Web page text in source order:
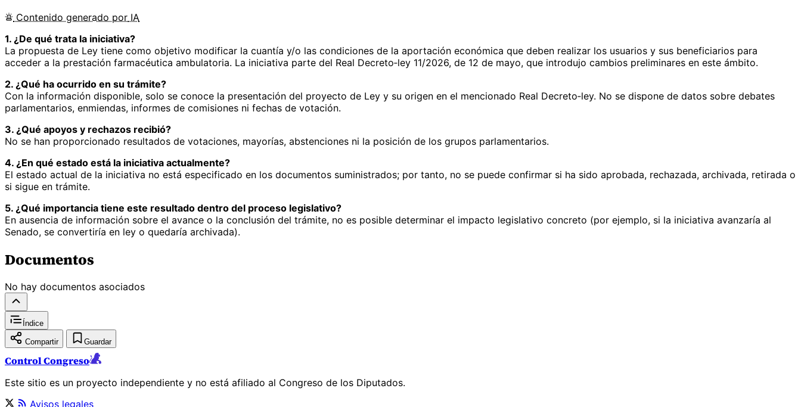
Contenido generado por IA
1. ¿De qué trata la iniciativa?
La propuesta de Ley tiene como objetivo modificar la cuantía y/o las condiciones de la aportación económica que deben realizar los usuarios y sus beneficiarios para
acceder a la prestación farmacéutica ambulatoria. La iniciativa parte del Real Decreto‑ley 11/2026, de 12 de mayo, que introdujo cambios preliminares en este ámbito.
2. ¿Qué ha ocurrido en su trámite?
Con la información disponible, solo se conoce la presentación del proyecto de Ley y su origen en el mencionado Real Decreto‑ley. No se dispone de datos sobre debates
parlamentarios, enmiendas, informes de comisiones ni fechas de votación.
3. ¿Qué apoyos y rechazos recibió?
No se han proporcionado resultados de votaciones, mayorías, abstenciones ni la posición de los grupos parlamentarios.
4. ¿En qué estado está la iniciativa actualmente?
El estado actual de la iniciativa no está especificado en los documentos suministrados; por tanto, no se puede confirmar si ha sido aprobada, rechazada, archivada, retirada o
si sigue en trámite.
5. ¿Qué importancia tiene este resultado dentro del proceso legislativo?
En ausencia de información sobre el avance o la conclusión del trámite, no es posible determinar el impacto legislativo concreto (por ejemplo, si la iniciativa avanzaría al
Senado, se convertiría en ley o quedaría archivada).
Documentos
No hay documentos asociados
Índice
Compartir Guardar
Control Congreso
Este sitio es un proyecto independiente y no está afiliado al Congreso de los Diputados.
Avisos legales